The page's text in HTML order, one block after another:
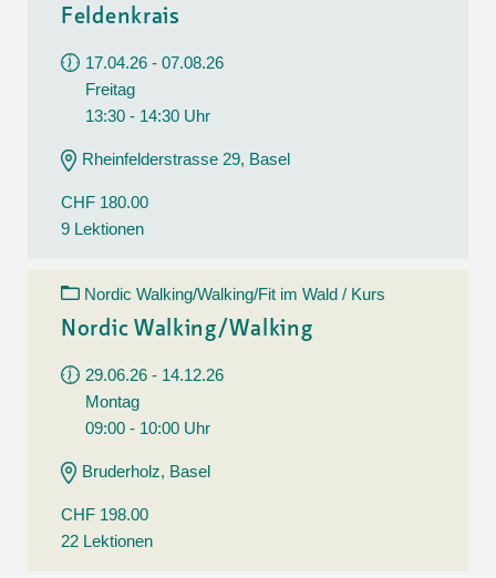
Feldenkrais
17.04.26 - 07.08.26
Freitag
13:30 - 14:30 Uhr
Rheinfelderstrasse 29, Basel
CHF 180.00
9 Lektionen
Nordic Walking/Walking/Fit im Wald / Kurs
Nordic Walking/Walking
29.06.26 - 14.12.26
Montag
09:00 - 10:00 Uhr
Bruderholz, Basel
CHF 198.00
22 Lektionen